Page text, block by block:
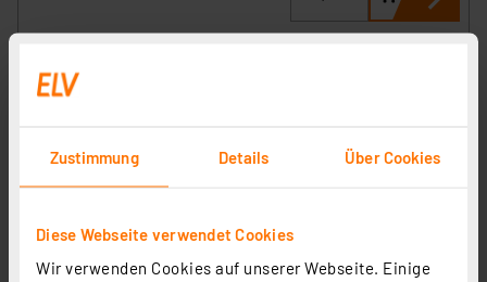
Zustimmung Details Über Cookies
Diese Webseite verwendet Cookies
Wir verwenden Cookies auf unserer Webseite. Einige